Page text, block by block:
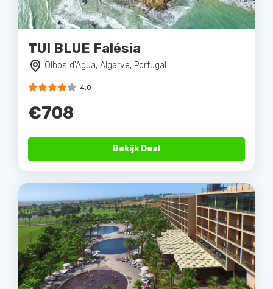
TUI BLUE Falésia
Olhos d'Agua, Algarve, Portugal
4.0
€708
Bekijk Deal